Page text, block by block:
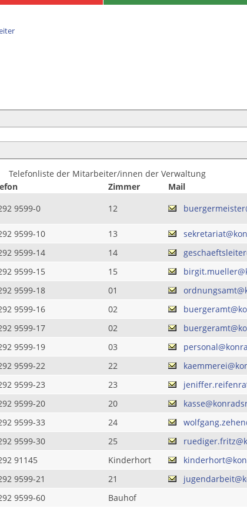
Telefonliste der Mitarbeiter/innen der Verwaltung
Zimmer
Mail
9599-0 12
9599-10 13
9599-14 14
9599-15 15
9599-18 01
9599-16 02
9599-17 02
9599-19 03
9599-22 22
9599-23 23
9599-20 20
9599-33 24
9599-30 25
91145 Kinderhort
9599-21 21
9599-60 Bauhof